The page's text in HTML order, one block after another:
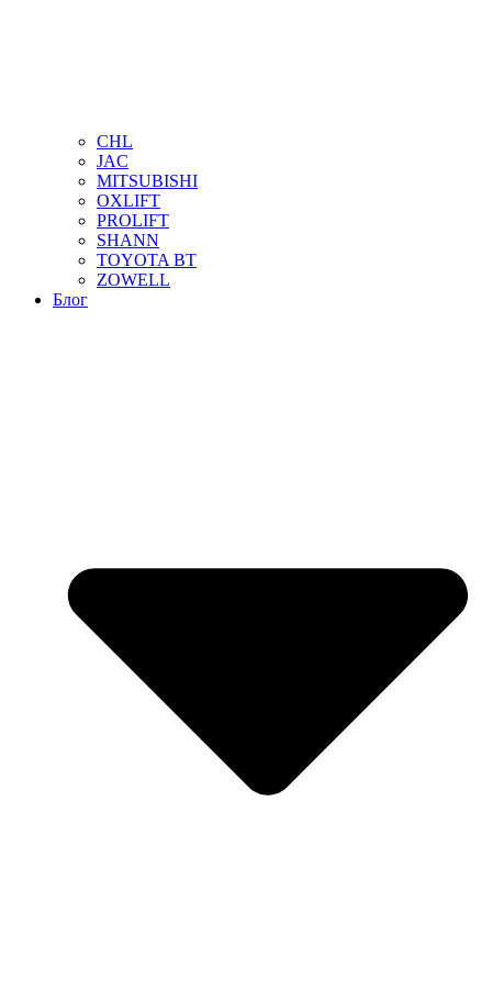
CHL
JAC
MITSUBISHI
OXLIFT
PROLIFT
SHANN
TOYOTA BT
ZOWELL
Блог